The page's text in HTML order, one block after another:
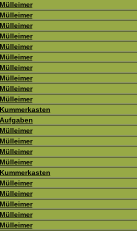
Mülleimer
Mülleimer
Mülleimer
Mülleimer
Mülleimer
Mülleimer
Mülleimer
Mülleimer
Mülleimer
Mülleimer
Kummerkasten
Aufgaben
Mülleimer
Mülleimer
Mülleimer
Mülleimer
Kummerkasten
Mülleimer
Mülleimer
Mülleimer
Mülleimer
Mülleimer